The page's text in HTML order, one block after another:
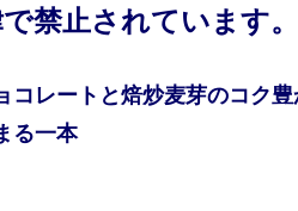
禁止されています。
コレートと焙炒麦芽のコク
る一本